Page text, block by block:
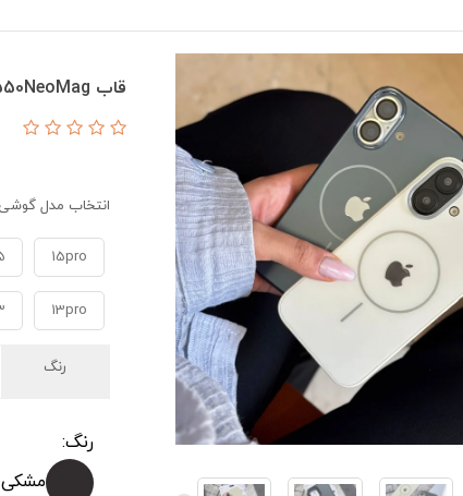
قاب C006550NeoMag
انتخاب مدل
15pro
13pro
رنگ
رنگ:
مشکی